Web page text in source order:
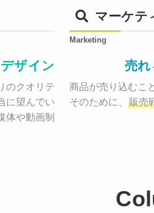
ザイン
のクオリティーで作り納品する。
に望んでいた、デザインのゴー
や動画制作まで
お客様のサー
マーケテ
Marketing
売れ
商品が売り込むこ
そのために、
販売